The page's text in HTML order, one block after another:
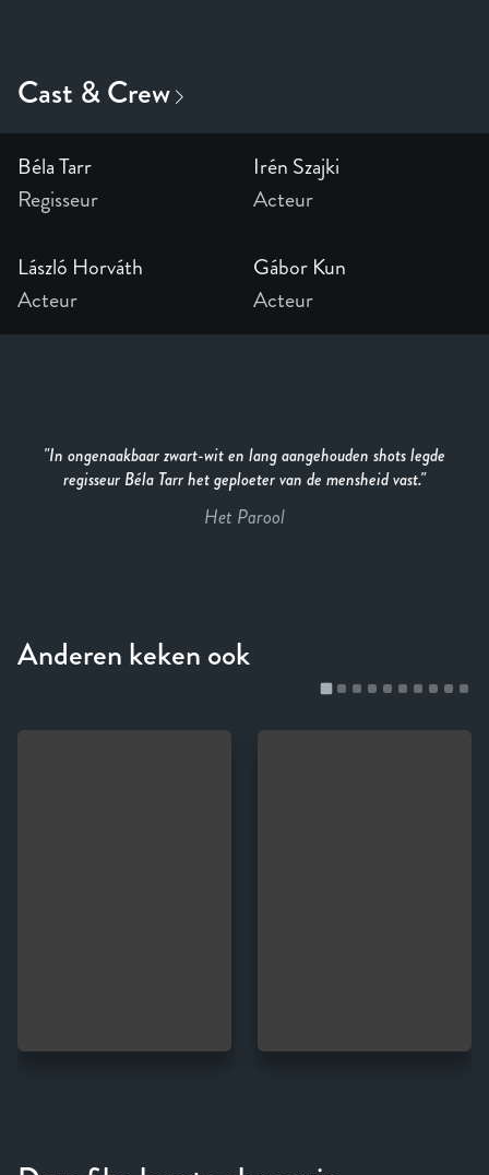
Béla Tarr
Regisseur
Irén Szajki
Acteur
László Horváth
Acteur
Gábor Kun
Acteur
In ongenaakbaar zwart-wit en lang aangehouden shots legde
regisseur Béla Tarr het geploeter van de mensheid vast.
Het Parool